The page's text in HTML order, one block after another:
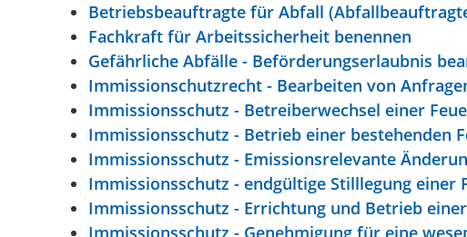
Betriebsbeauftragte für Abfall
Fachkraft für Arbeitssicherheit benennen
Gefährliche Abfälle - Beförderungserlaubnis
Immissionschutzrecht - Bearbeiten von
Immissionsschutz - Betreiberwechsel einer
Immissionsschutz - Betrieb einer bestehenden
Immissionsschutz - Emissionsrelevante
Immissionsschutz - endgültige Stilllegung einer
Immissionsschutz - Errichtung und Betrieb